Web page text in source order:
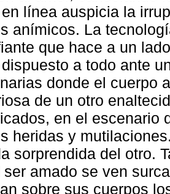
línea auspicia la
anímicos. La
que hace a un
a todo ante
donde el cuerpo
de un otro
en el escenario
heridas y
sorprendida del otro.
ser amado se ven
sobre sus cuerpos